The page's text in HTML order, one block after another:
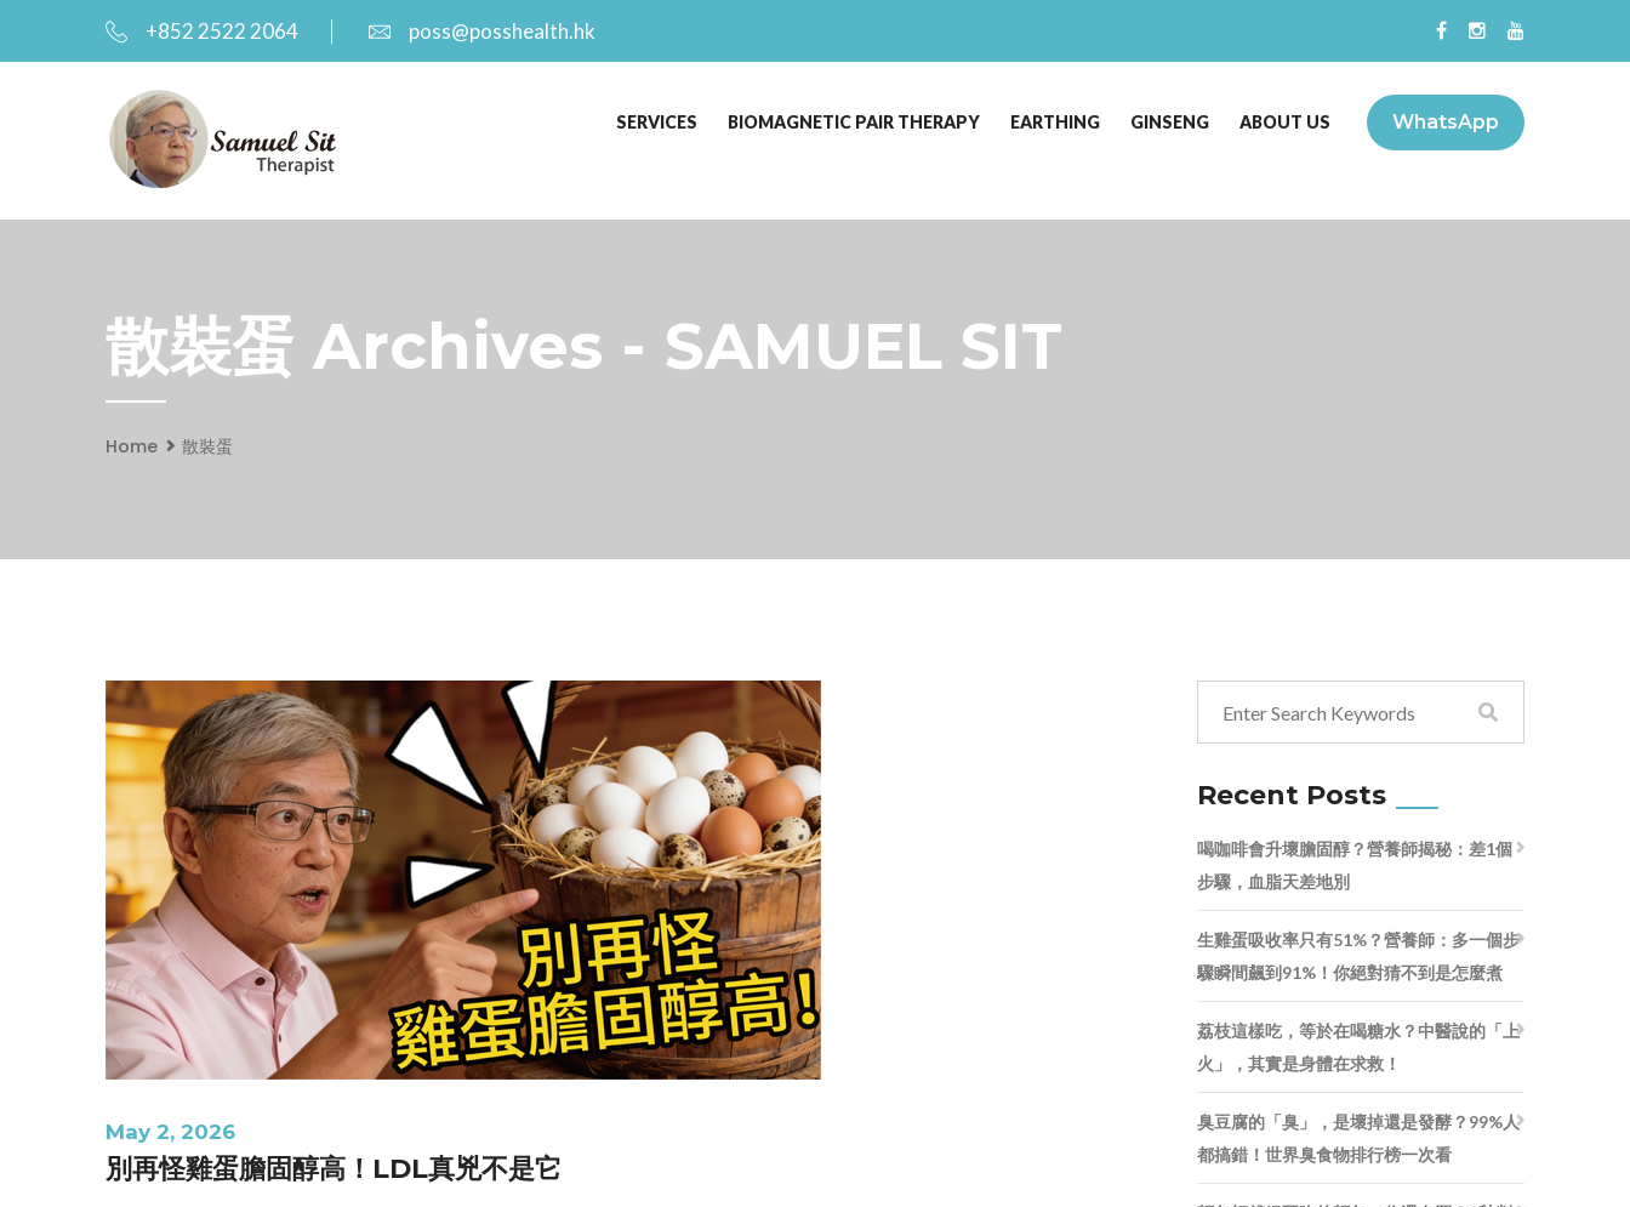
+852 2522 2064 poss@posshealth.hk
WhatsApp
SERVICES BIOMAGNETIC PAIR THERAPY EARTHING GINSENG ABOUT US
散裝蛋 Archives - SAMUEL SIT
Home 散裝蛋
May 2, 2026
別再怪雞蛋膽固醇高！LDL真兇不是它
Recent Posts
喝咖啡會升壞膽固醇？營養師揭秘：差1個
步驟，血脂天差地別
生雞蛋吸收率只有51%？營養師：多一個步
驟瞬間飆到91%！你絕對猜不到是怎麼煮
荔枝這樣吃，等於在喝糖水？中醫說的「上
火」，其實是身體在求救！
臭豆腐的「臭」，是壞掉還是發酵？99%人
都搞錯！世界臭食物排行榜一次看